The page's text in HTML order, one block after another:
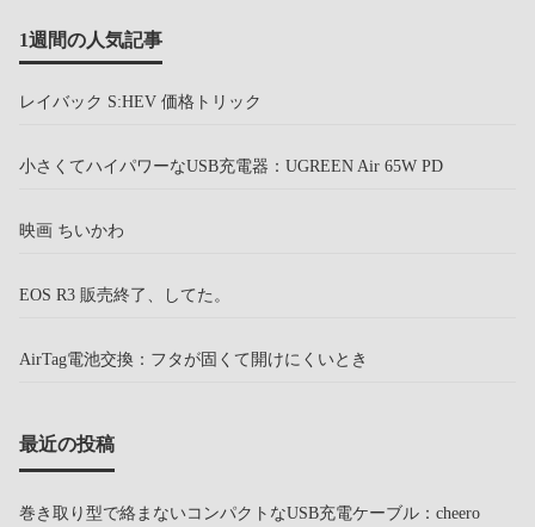
1週間の人気記事
レイバック S:HEV 価格トリック
小さくてハイパワーなUSB充電器：UGREEN Air 65W PD
映画 ちいかわ
EOS R3 販売終了、してた。
AirTag電池交換：フタが固くて開けにくいとき
最近の投稿
巻き取り型で絡まないコンパクトなUSB充電ケーブル：cheero